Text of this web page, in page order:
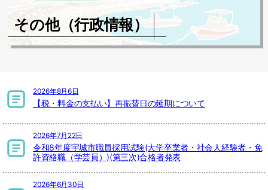
その他（行政情報）
2026年8月6日
【税・料金の支払い】再振替日の延期について
2026年7月22日
令和8年度宇城市職員採用試験(大学卒業者・社会人経験者・免
許資格職（学芸員）)(第三次)合格者発表
2026年6月30日